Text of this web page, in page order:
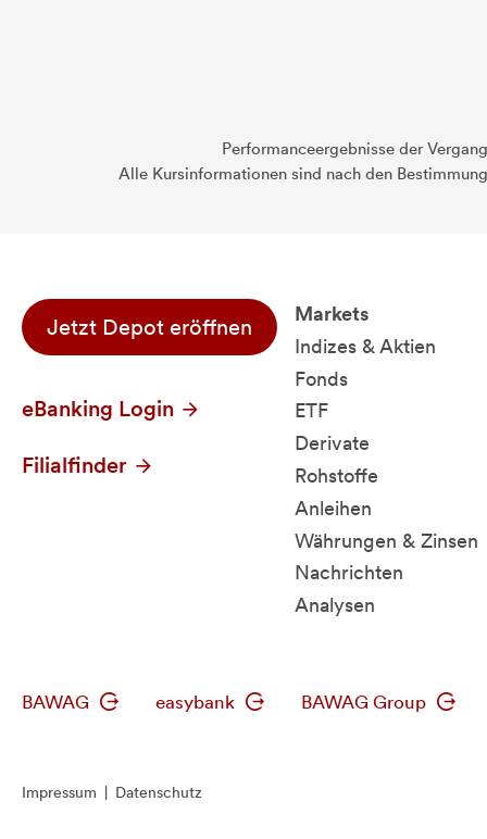
Performanceergebnisse der
Alle Kursinformationen sind nach den
Jetzt Depot eröffnen
eBanking Login
Filialfinder
Markets
Indizes & Aktien
Fonds
ETF
Derivate
Rohstoffe
Anleihen
Währungen & Zinsen
Nachrichten
Analysen
BAWAG easybank BAWAG Group
Impressum Datenschutz